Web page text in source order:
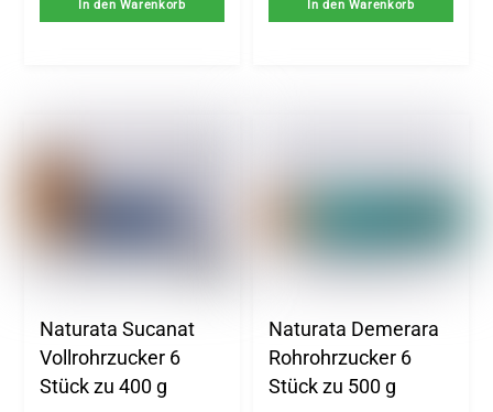
In den Warenkorb In den Warenkorb
Naturata Sucanat
Vollrohrzucker 6
Stück zu 400 g
Naturata Demerara
Rohrohrzucker 6
Stück zu 500 g